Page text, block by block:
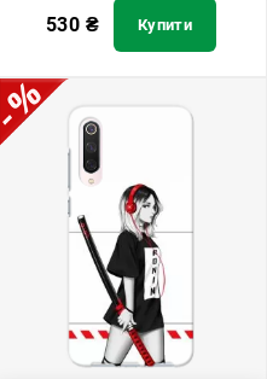
530 ₴ Купити